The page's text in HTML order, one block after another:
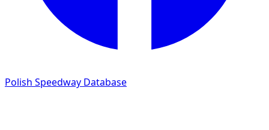
Polish Speedway Database